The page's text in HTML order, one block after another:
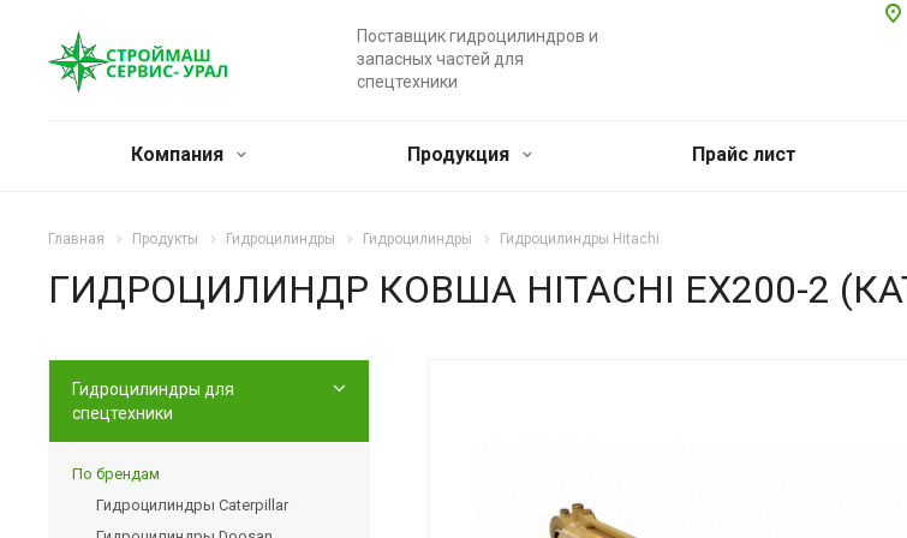
Поставщик гидроцилиндров и
запасных частей для
спецтехники
Компания Продукция Прайс лист
Главная Продукты Гидроцилиндры Гидроцилиндры Гидроцилиндры Hitachi
ГИДРОЦИЛИНДР КОВША HITACHI EX200-2
Гидроцилиндры для
спецтехники
По брендам
Гидроцилиндры Caterpillar